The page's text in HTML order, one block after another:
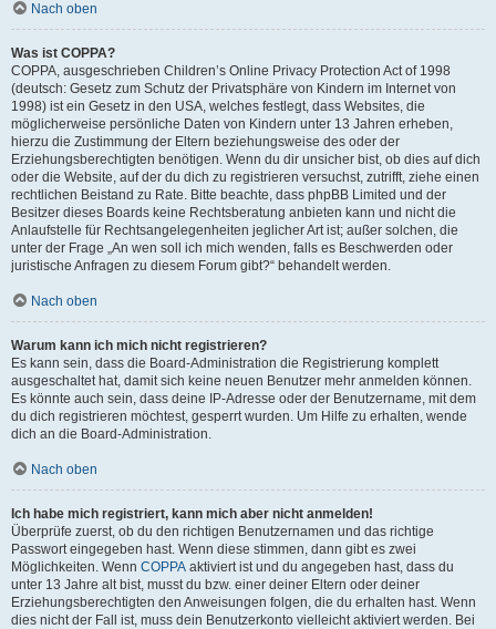
Nach oben
Was ist COPPA?
COPPA, ausgeschrieben Children’s Online Privacy Protection Act of 1998
(deutsch: Gesetz zum Schutz der Privatsphäre von Kindern im Internet von
1998) ist ein Gesetz in den USA, welches festlegt, dass Websites, die
möglicherweise persönliche Daten von Kindern unter 13 Jahren erheben,
hierzu die Zustimmung der Eltern beziehungsweise des oder der
Erziehungsberechtigten benötigen. Wenn du dir unsicher bist, ob dies auf dich
oder die Website, auf der du dich zu registrieren versuchst, zutrifft, ziehe einen
rechtlichen Beistand zu Rate. Bitte beachte, dass phpBB Limited und der
Besitzer dieses Boards keine Rechtsberatung anbieten kann und nicht die
Anlaufstelle für Rechtsangelegenheiten jeglicher Art ist; außer solchen, die
unter der Frage „An wen soll ich mich wenden, falls es Beschwerden oder
juristische Anfragen zu diesem Forum gibt?“ behandelt werden.
Nach oben
Warum kann ich mich nicht registrieren?
Es kann sein, dass die Board-Administration die Registrierung komplett
ausgeschaltet hat, damit sich keine neuen Benutzer mehr anmelden können.
Es könnte auch sein, dass deine IP-Adresse oder der Benutzername, mit dem
du dich registrieren möchtest, gesperrt wurden. Um Hilfe zu erhalten, wende
dich an die Board-Administration.
Nach oben
Ich habe mich registriert, kann mich aber nicht anmelden!
Überprüfe zuerst, ob du den richtigen Benutzernamen und das richtige
Passwort eingegeben hast. Wenn diese stimmen, dann gibt es zwei
Möglichkeiten. Wenn COPPA aktiviert ist und du angegeben hast, dass du
unter 13 Jahre alt bist, musst du bzw. einer deiner Eltern oder deiner
Erziehungsberechtigten den Anweisungen folgen, die du erhalten hast. Wenn
dies nicht der Fall ist, muss dein Benutzerkonto vielleicht aktiviert werden. Bei